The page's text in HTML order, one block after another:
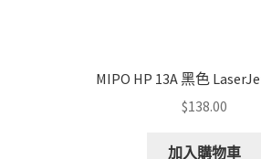
MIPO HP 13A 黑色
$138.00
加入購物車